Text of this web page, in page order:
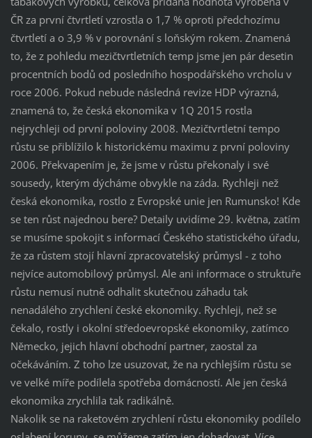
ČR za první čtvrtletí vzrostla o 1,7 % oproti předchozímu
čtvrtletí a o 3,9 % v porovnání s loňským rokem. Znamená
to, že z pohledu mezičtvrtletních temp jsme jen pár desetin
procentních bodů od posledního hospodářského vrcholu v
roce 2006. Pokud nebude následná revize HDP výrazná,
znamená to, že česká ekonomika v 1Q 2015 rostla
nejrychleji od první poloviny 2008. Mezičtvrtletní tempo
růstu se přiblížilo k historickému maximu z první poloviny
2006. Překvapením je, že jsme v růstu překonaly i své
sousedy, kterým dýcháme obvykle na záda. Rychleji než
česká ekonomika, rostlo z Evropské unie jen Rumunsko! Kde
se ten růst najednou bere? Detaily uvidíme 29. května, zatím
se musíme spokojit s informací Českého statistického úřadu,
že za růstem stojí hlavní zpracovatelský průmysl - z toho
nejvíce automobilový průmysl. Ale ani informace o struktuře
růstu nemusí nutně odhalit skutečnou záhadu tak
nenadálého zrychlení české ekonomiky. Rychleji, než se
čekalo, rostly i okolní středoevropské ekonomiky, zatímco
Německo, jejich hlavní obchodní partner, zaostal za
očekáváním. Z toho lze usuzovat, že na rychlejším růstu se
ve velké míře podílela spotřeba domácností. Ale jen česká
ekonomika zrychlila tak radikálně.
Nakolik se na raketovém zrychlení růstu ekonomiky podílelo